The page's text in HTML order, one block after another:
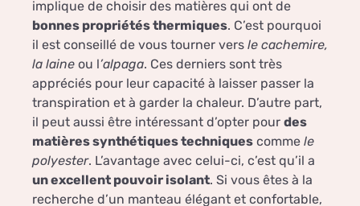
implique de choisir des matières qui ont de
bonnes propriétés thermiques. C’est pourquoi
il est conseillé de vous tourner vers le cachemire,
la laine ou l’alpaga. Ces derniers sont très
appréciés pour leur capacité à laisser passer la
transpiration et à garder la chaleur. D’autre part,
il peut aussi être intéressant d’opter pour des
matières synthétiques techniques comme le
polyester. L’avantage avec celui-ci, c’est qu’il a
un excellent pouvoir isolant. Si vous êtes à la
recherche d’un manteau élégant et confortable,